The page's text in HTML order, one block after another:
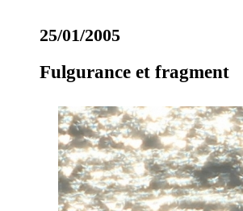
25/01/2005
Fulgurance et fragment